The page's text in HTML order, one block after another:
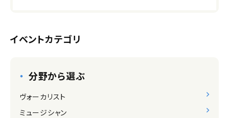
イベントカテゴリ
分野から選ぶ
ヴォーカリスト
ミュージシャン